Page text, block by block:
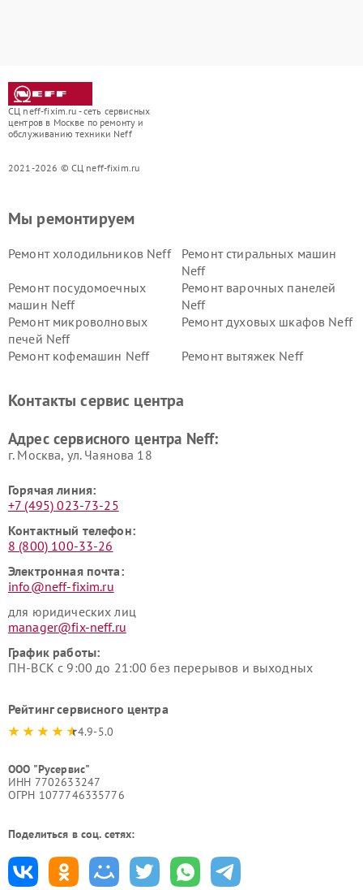
СЦ neff-fixim.ru - сеть сервисных
центров в Москве по ремонту и
обслуживанию техники Neff
2021-2026 © СЦ neff-fixim.ru
Мы ремонтируем
Ремонт холодильников Neff
Ремонт стиральных машин
Neff
Ремонт посудомоечных
машин Neff
Ремонт варочных панелей
Neff
Ремонт микроволновых
печей Neff
Ремонт духовых шкафов Neff
Ремонт кофемашин Neff Ремонт вытяжек Neff
Контакты сервис центра
Адрес сервисного центра Neff:
г. Москва, ул. Чаянова 18
Горячая линия:
+7 (495) 023-73-25
Контактный телефон:
8 (800) 100-33-26
Электронная почта:
info@neff-fixim.ru
для юридических лиц
manager@fix-neff.ru
График работы:
ПН-ВСК с 9:00 до 21:00 без перерывов и выходных
Рейтинг сервисного центра
4.9-5.0
ООО "Русервис"
ИНН 7702633247
ОГРН 1077746335776
Поделиться в соц. сетях: